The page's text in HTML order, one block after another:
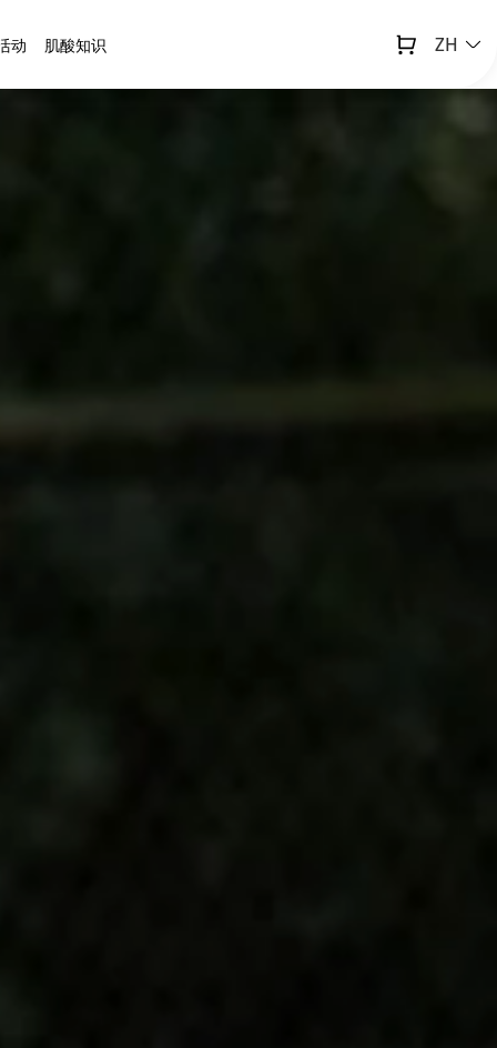
动 肌酸知识 ZH